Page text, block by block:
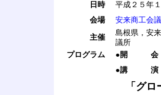
日時
平成２５年
会場
安来商工会
主催
島根県，安
議所
プログラム
●開 会
●講 演
「グロ